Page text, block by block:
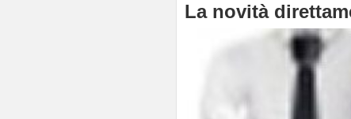
La novità